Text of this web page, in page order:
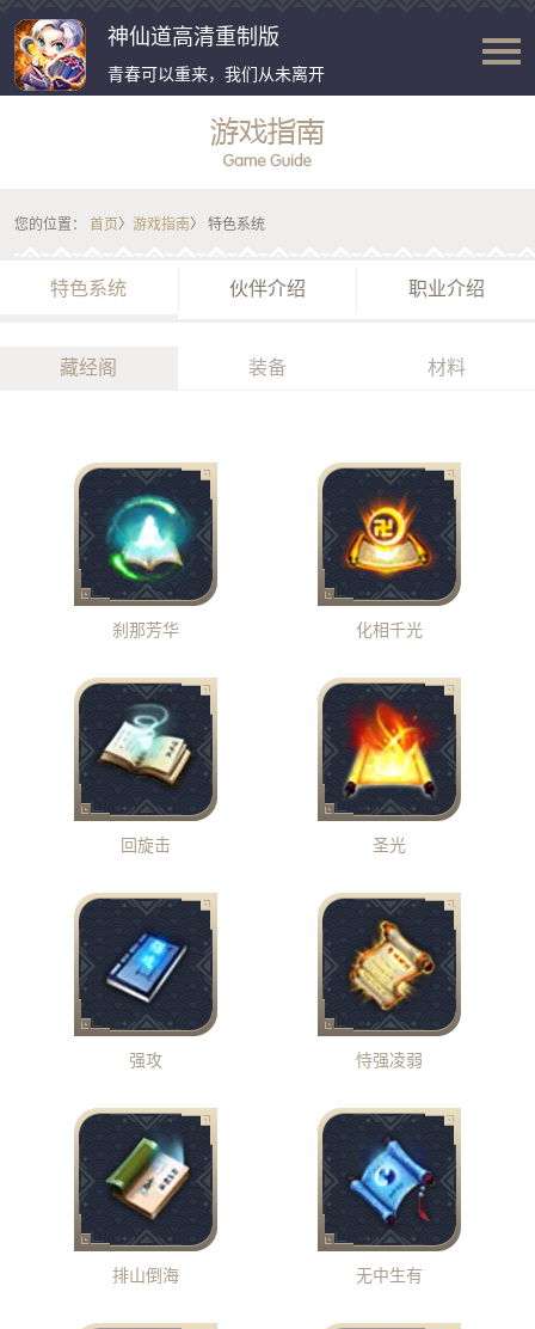
神仙道高清重制版
青春可以重来，我们从未离开
您的位置： 首页〉 游戏指南〉 特色系统
特色系统 伙伴介绍 职业介绍
藏经阁 装备 材料
刹那芳华 化相千光
回旋击 圣光
强攻 恃强凌弱
排山倒海 无中生有